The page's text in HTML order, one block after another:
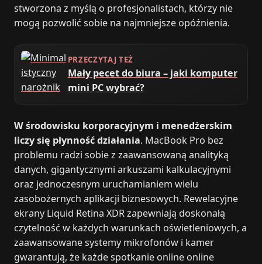
stworzona z myślą o profesjonalistach, którzy nie
mogą pozwolić sobie na najmniejsze opóźnienia.
PRZECZYTAJ TEŻ
Mały pecet do biura – jaki komputer
mini PC wybrać?
W środowisku korporacyjnym i menedżerskim
liczy się płynność działania. MacBook Pro bez
problemu radzi sobie z zaawansowaną analityką
danych, gigantycznymi arkuszami kalkulacyjnymi
oraz jednoczesnym uruchamianiem wielu
zasobożernych aplikacji biznesowych. Rewelacyjne
ekrany Liquid Retina XDR zapewniają doskonałą
czytelność w każdych warunkach oświetleniowych, a
zaawansowane systemy mikrofonów i kamer
gwarantują, że każde spotkanie online online